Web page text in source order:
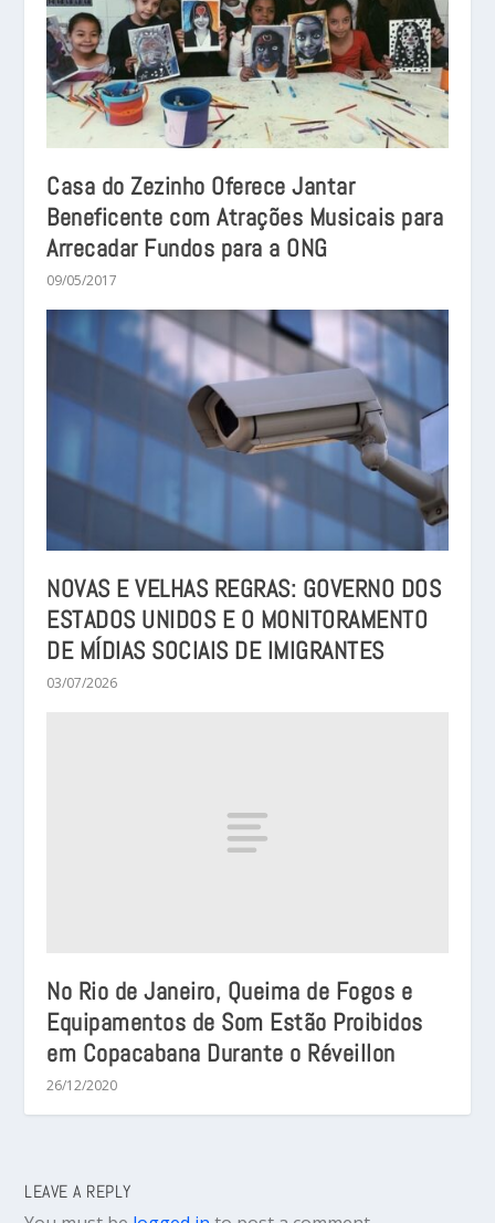
Casa do Zezinho Oferece Jantar
Beneficente com Atrações Musicais para
Arrecadar Fundos para a ONG
09/05/2017
NOVAS E VELHAS REGRAS: GOVERNO DOS
ESTADOS UNIDOS E O MONITORAMENTO
DE MÍDIAS SOCIAIS DE IMIGRANTES
03/07/2026
No Rio de Janeiro, Queima de Fogos e
Equipamentos de Som Estão Proibidos
em Copacabana Durante o Réveillon
26/12/2020
LEAVE A REPLY